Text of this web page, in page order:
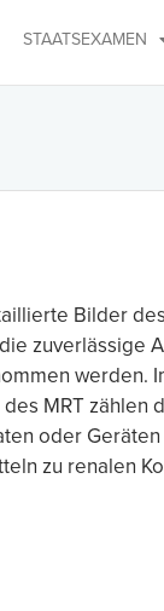
STAATSEXAMEN
Bilder
zuverlässige
werden.
MRT zählen
oder
zu renalen